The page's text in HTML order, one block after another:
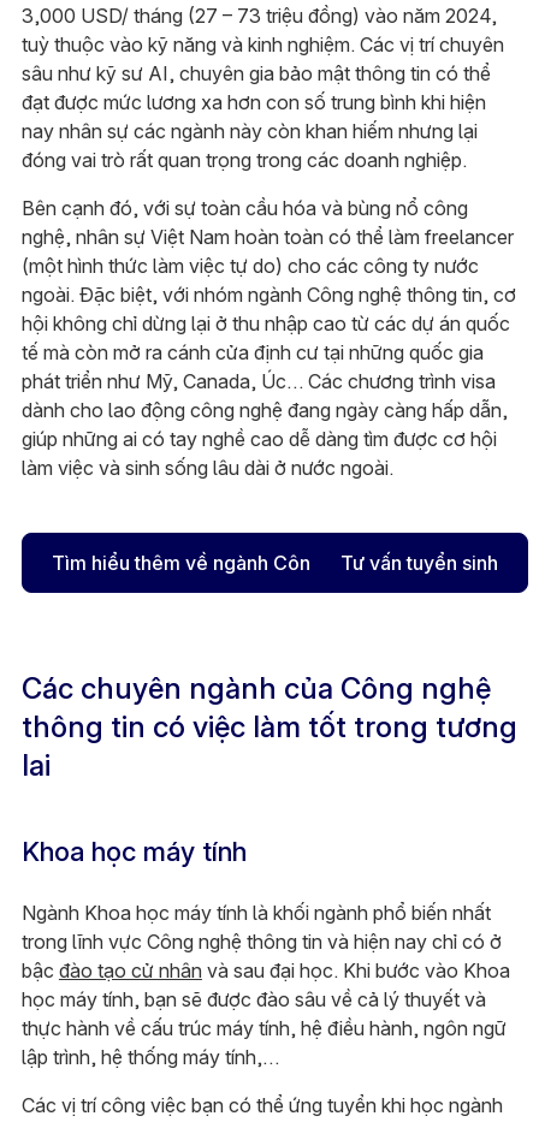
3,000 USD/ tháng (27 – 73 triệu đồng) vào năm 2024,
tuỳ thuộc vào kỹ năng và kinh nghiệm. Các vị trí chuyên
sâu như kỹ sư AI, chuyên gia bảo mật thông tin có thể
đạt được mức lương xa hơn con số trung bình khi hiện
nay nhân sự các ngành này còn khan hiếm nhưng lại
đóng vai trò rất quan trọng trong các doanh nghiệp.
Bên cạnh đó, với sự toàn cầu hóa và bùng nổ công
nghệ, nhân sự Việt Nam hoàn toàn có thể làm freelancer
(một hình thức làm việc tự do) cho các công ty nước
ngoài. Đặc biệt, với nhóm ngành Công nghệ thông tin, cơ
hội không chỉ dừng lại ở thu nhập cao từ các dự án quốc
tế mà còn mở ra cánh cửa định cư tại những quốc gia
phát triển như Mỹ, Canada, Úc… Các chương trình visa
dành cho lao động công nghệ đang ngày càng hấp dẫn,
giúp những ai có tay nghề cao dễ dàng tìm được cơ hội
làm việc và sinh sống lâu dài ở nước ngoài.
Tìm hiểu thêm về ngành Công nghệ thông tin
Tư vấn tuyển sinh
Các chuyên ngành của Công nghệ
thông tin có việc làm tốt trong tương
lai
Khoa học máy tính
Ngành Khoa học máy tính là khối ngành phổ biến nhất
trong lĩnh vực Công nghệ thông tin và hiện nay chỉ có ở
bậc đào tạo cử nhân và sau đại học. Khi bước vào Khoa
học máy tính, bạn sẽ được đào sâu về cả lý thuyết và
thực hành về cấu trúc máy tính, hệ điều hành, ngôn ngữ
lập trình, hệ thống máy tính,…
Các vị trí công việc bạn có thể ứng tuyển khi học ngành